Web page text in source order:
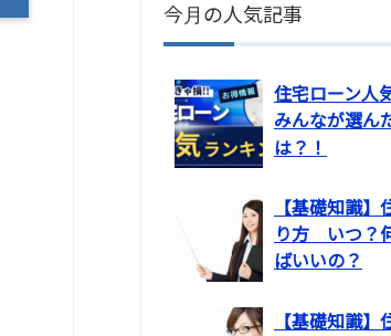
今月の人気記事
住宅ローン人
みんなが選ん
は？！
【基礎知識
り方 いつ？
ばいいの？
【基礎知識